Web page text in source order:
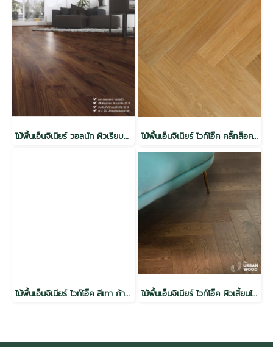
ไม้พื้นเอ็นจิเนียร์ วอลนัท ผิวเรียบวีเนียร์ 3 mm กันปลวก สีธรรมชาติ 14x125x900x(16แผ่น/1.8ตรม./กล่อง) ไม้พื้นเอ็นจิเนียร์ ไวท์โอ๊ค คลิ๊กล็อค สีธรรมชาติ
ไม้พื้นเอ็นจิเนียร์ ไวท์โอ๊ค สีเทา ก้างปลา ไม้พื้นเอ็นจิเนียร์ ไวท์โอ๊ค ผิวเสี้ยนไม้ คลิ๊กล็อคก้างปลา กันปลวก H3.2 สีน้ำตาล 14x120x600 (16EA/Pack 1.152 M2)